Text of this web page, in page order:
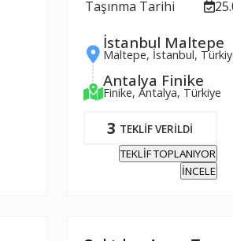
Taşınma Tarihi
İstanbul Maltepe
Maltepe, İstanbul,
Antalya Finike
Finike, Antalya, Türkiye
3 TEKLİF VERİLDİ
TEKLİF TOPLANIYOR
İNCELE